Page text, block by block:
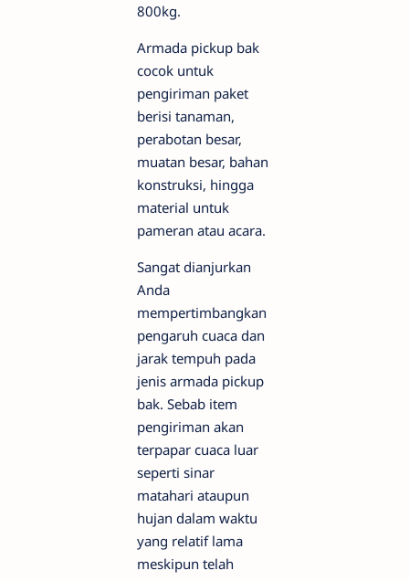
800kg.
Armada pickup bak
cocok untuk
pengiriman paket
berisi tanaman,
perabotan besar,
muatan besar, bahan
konstruksi, hingga
material untuk
pameran atau acara.
Sangat dianjurkan
Anda
mempertimbangkan
pengaruh cuaca dan
jarak tempuh pada
jenis armada pickup
bak. Sebab item
pengiriman akan
terpapar cuaca luar
seperti sinar
matahari ataupun
hujan dalam waktu
yang relatif lama
meskipun telah